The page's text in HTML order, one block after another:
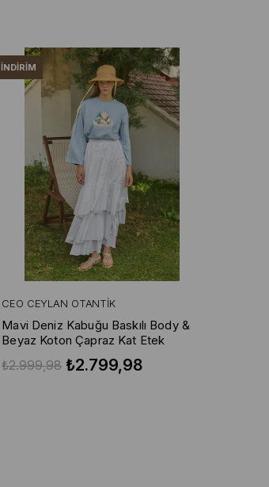
CEO CEYLAN OTANTIK
Mavi Deniz Kabuğu Baskılı Body &
Beyaz Koton Çapraz Kat Etek
₺2.799,98
₺2.999,98
İNDIRIM